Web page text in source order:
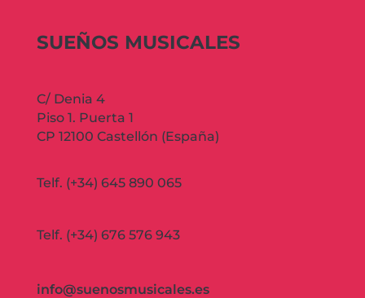
SUEÑOS MUSICALES
C/ Denia 4
Piso 1. Puerta 1
CP 12100 Castellón (España)
Telf. (+34) 645 890 065
Telf. (+34) 676 576 943
info@suenosmusicales.es